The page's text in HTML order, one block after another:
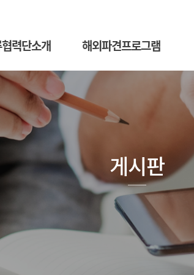
력단소개 해외파견프로그램
게시판